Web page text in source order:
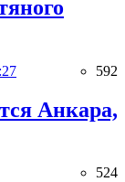
592
Анкара,
524